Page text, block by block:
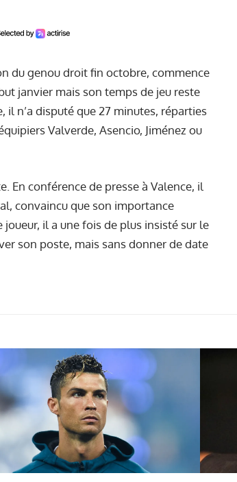
du genou droit fin octobre, commence
janvier mais son temps de jeu reste
n’a disputé que 27 minutes, réparties
Valverde, Asencio, Jiménez ou
En conférence de presse à Valence, il
convaincu que son importance
il a une fois de plus insisté sur le
son poste, mais sans donner de date